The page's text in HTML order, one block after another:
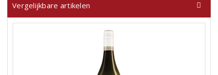
Vergelijkbare artikelen